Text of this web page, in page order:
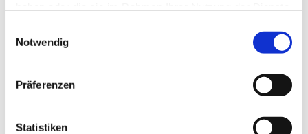
Notwendig
Präferenzen
Statistiken
Restaurant „Deichläufer“
Anschrift:
Dünenweg 6, 23946 Ostseebad Boltenhagen
Tel.:038825 29945
100%ige Biospeisekarte mit regionalen Produkten